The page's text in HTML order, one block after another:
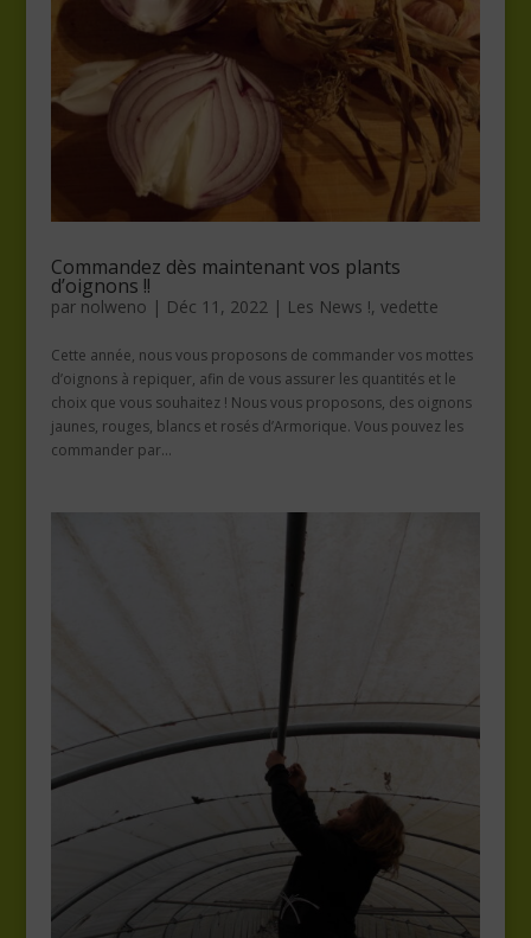
Commandez dès maintenant vos plants
d’oignons !!
par nolweno | Déc 11, 2022| Les News !, vedette
Cette année, nous vous proposons de commander vos mottes
d’oignons à repiquer, afin de vous assurer les quantités et le
choix que vous souhaitez ! Nous vous proposons, des oignons
jaunes, rouges, blancs et rosés d’Armorique. Vous pouvez les
commander par...